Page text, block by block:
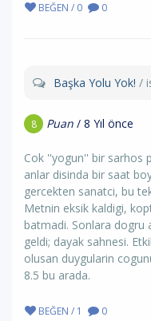
BEĞEN / 0 0
Başka Yolu Yok! /
8 Puan / 8 Yıl önce
Cok ''yogun'' bir sarhos
anlar disinda bir saat
gercekten sanatci, bu
Metnin eksik kaldigi,
batmadi. Sonlara dogru
geldi; dayak sahnesi.
olusan duygularin
8.5 bu arada.
BEĞEN / 1 0